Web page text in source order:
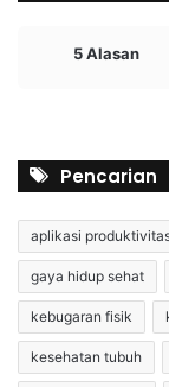
5 Alasan
Pencarian
aplikasi
gaya hidup sehat
kebugaran fisik
kesehatan tubuh